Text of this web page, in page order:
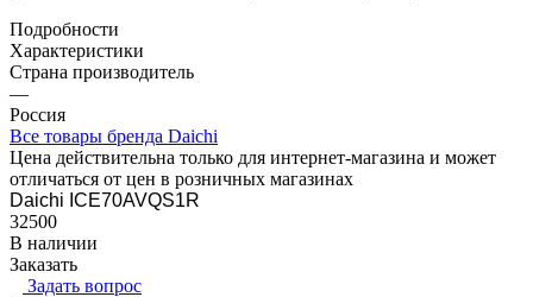
Подробности
Характеристики
Страна производитель
—
Россия
Все товары бренда Daichi
Цена действительна только для интернет-магазина и может
отличаться от цен в розничных магазинах
Daichi ICE70AVQS1R
32500
В наличии
Заказать
Задать вопрос